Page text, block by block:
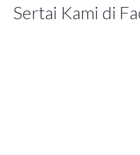
Sertai Kami di